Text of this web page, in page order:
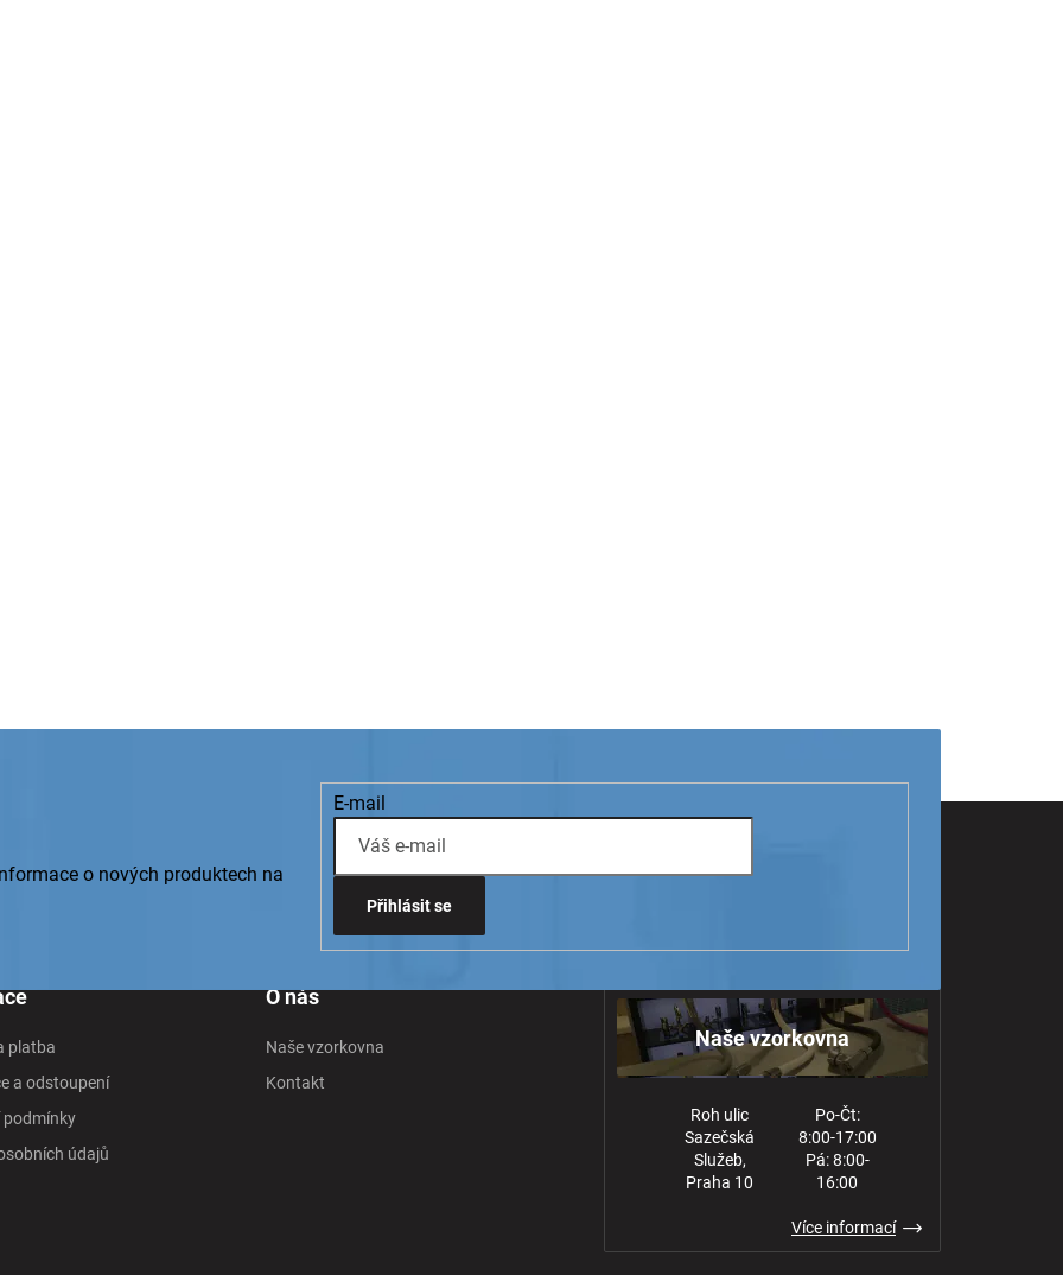
platba
a odstoupení
podmínky
údajů
O nás
Naše vzorkovna
Kontakt
Naše vzorkovna
Roh ulic
Sazečská
Služeb,
Praha 10
Po-Čt:
8:00-17:00
Pá: 8:00-
16:00
Více informací
o nových produktech na
E-mail
Přihlásit se